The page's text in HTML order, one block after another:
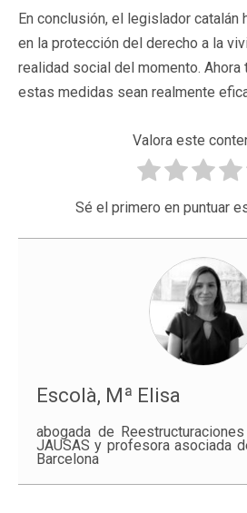
En conclusión, el legislador catalán
en la protección del derecho a la
realidad social del momento. Ahora
estas medidas sean realmente
Valora este
Sé el primero en puntuar
Escolà, Mª Elisa
abogada de
JAUSAS y profesora asociada
Barcelona